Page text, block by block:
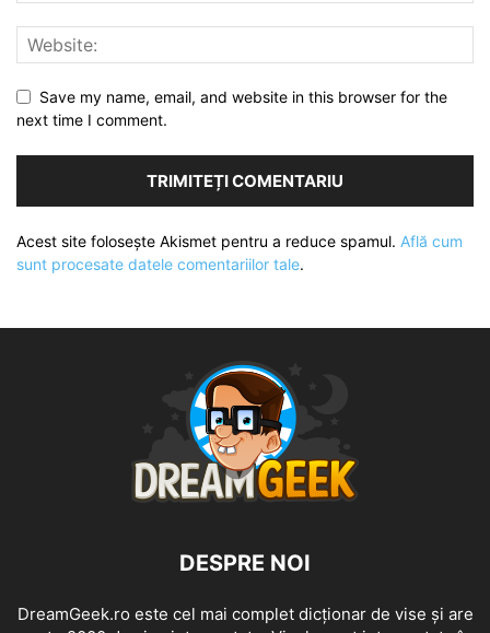
Save my name, email, and website in this browser for the
next time I comment.
Acest site folosește Akismet pentru a reduce spamul. Află cum
sunt procesate datele comentariilor tale.
DESPRE NOI
DreamGeek.ro este cel mai complet dicționar de vise și are